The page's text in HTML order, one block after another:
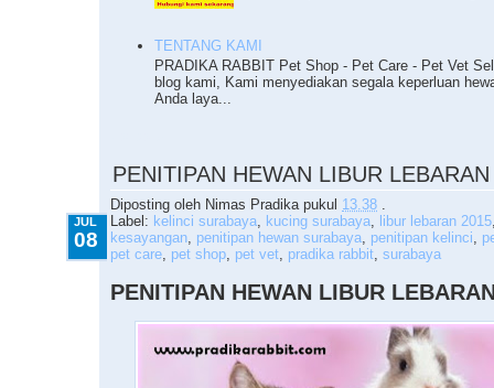
TENTANG KAMI
PRADIKA RABBIT Pet Shop - Pet Care - Pet Vet
blog kami, Kami menyediakan segala keperluan
Anda laya...
PENITIPAN HEWAN LIBUR
Diposting oleh Nimas Pradika pukul 13.38 .
JUL
08
Label: kelinci surabaya, kucing surabaya, libur lebaran 2015
kesayangan, penitipan hewan surabaya, penitipan kelinci,
pet care, pet shop, pet vet, pradika rabbit, surabaya
PENITIPAN HEWAN LIBUR